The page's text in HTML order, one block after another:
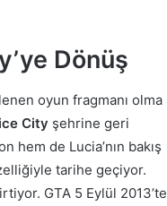
Dönüş
oyun fragmanı olma
City şehrine geri
hem de Lucia’nın bakış
tarihe geçiyor.
GTA 5 Eylül 2013’te